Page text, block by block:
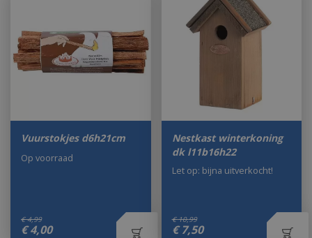
Vuurstokjes d6h21cm
€ 4,99
€ 4,00
Op voorraad
Nestkast winterkoning
dk l11b16h22
€ 10,99
€ 7,50
Let op: bijna uitverkocht!